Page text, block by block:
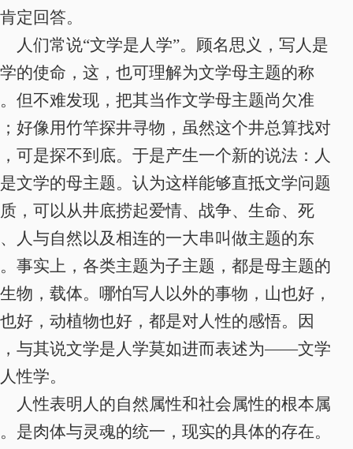
定回答。
常说“文学是人学”。顾名思义，写人是
的使命，这，也可理解为文学母主题的称
但不难发现，把其当作文学母主题尚欠准
好像用竹竿探井寻物，虽然这个井总算找对
可是探不到底。于是产生一个新的说法： 人
文学的母主题。认为这样能够直抵文学问题
，可以从井底捞起爱情、战争、生命、死
人与自然以及相连的一大串叫做主题的东
事实上， 各类主题为子主题，都是母主题的
物，载体。 哪怕写人以外的事物，山也好，
好，动植物也好，都是对人性的感悟。因
与其说文学是人学莫如进而表述为——文学
性学。
人性表明人的自然属性和社会属性的根本属
。是肉体与灵魂的统一，现实的具体的存在。